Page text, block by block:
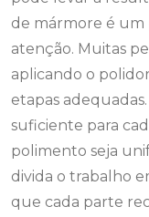
de mármore é um
atenção. Muitas
aplicando o
etapas
suficiente para
polimento seja
divida o trabalho
que cada parte